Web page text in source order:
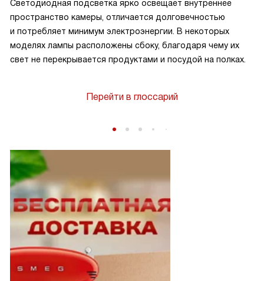
Светодиодная подсветка ярко освещает внутреннее
пространство камеры, отличается долговечностью
и потребляет минимум электроэнергии. В некоторых
моделях лампы расположены сбоку, благодаря чему их
свет не перекрывается продуктами и посудой на полках.
Перейти в глоссарий